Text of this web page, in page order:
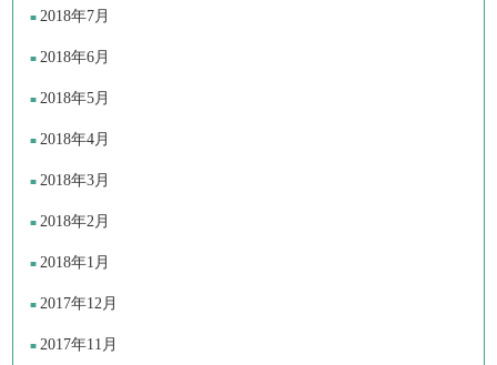
2018年7月
2018年6月
2018年5月
2018年4月
2018年3月
2018年2月
2018年1月
2017年12月
2017年11月